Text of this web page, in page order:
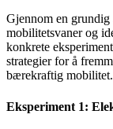
Gjennom en grundig
mobilitetsvaner og
konkrete
strategier for å
bærekraftig mobilitet.
Eksperiment 1: